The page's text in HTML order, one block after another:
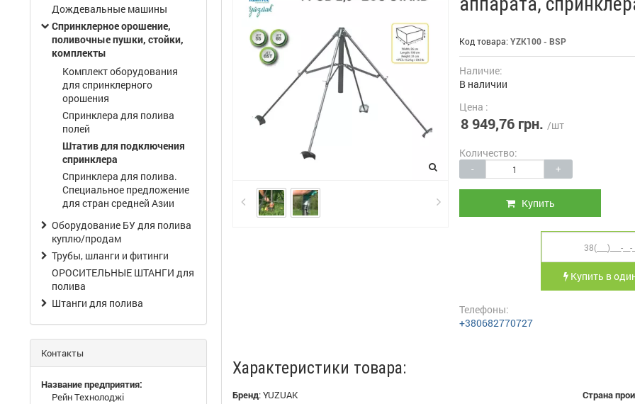
Код товара: YZK100 - BSP
Наличие:
В наличии
Цена :
8 949,76 грн. /шт
Количество:
- +
Купить
Купить в
Телефоны:
+380682770727
Характеристики товара:
Бренд:YUZUAK
Страна
Дождевальные машины
Спринклерное орошение,
поливочные пушки, стойки,
комплекты
Комплект оборудования
для спринклерного
орошения
Спринклера для полива
полей
Штатив для подключения
спринклера
Спринклера для полива.
Специальное предложение
для стран средней Азии
Оборудование БУ для полива
куплю/продам
Трубы, шланги и фитинги
ОРОСИТЕЛЬНЫЕ ШТАНГИ для
полива
Штанги для полива
Контакты
Название предприятия:
Рейн Технолоджі